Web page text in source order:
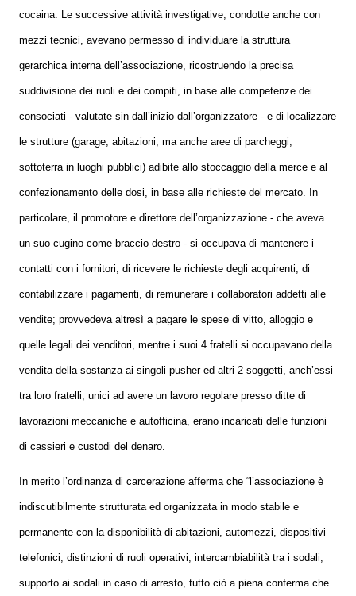
cocaina. Le successive attività investigative, condotte anche con
mezzi tecnici, avevano permesso di individuare la struttura
gerarchica interna dell’associazione, ricostruendo la precisa
suddivisione dei ruoli e dei compiti, in base alle competenze dei
consociati - valutate sin dall’inizio dall’organizzatore - e di localizzare
le strutture (garage, abitazioni, ma anche aree di parcheggi,
sottoterra in luoghi pubblici) adibite allo stoccaggio della merce e al
confezionamento delle dosi, in base alle richieste del mercato. In
particolare, il promotore e direttore dell’organizzazione - che aveva
un suo cugino come braccio destro - si occupava di mantenere i
contatti con i fornitori, di ricevere le richieste degli acquirenti, di
contabilizzare i pagamenti, di remunerare i collaboratori addetti alle
vendite; provvedeva altresì a pagare le spese di vitto, alloggio e
quelle legali dei venditori, mentre i suoi 4 fratelli si occupavano della
vendita della sostanza ai singoli pusher ed altri 2 soggetti, anch’essi
tra loro fratelli, unici ad avere un lavoro regolare presso ditte di
lavorazioni meccaniche e autofficina, erano incaricati delle funzioni
di cassieri e custodi del denaro.
In merito l’ordinanza di carcerazione afferma che “l’associazione è
indiscutibilmente strutturata ed organizzata in modo stabile e
permanente con la disponibilità di abitazioni, automezzi, dispositivi
telefonici, distinzioni di ruoli operativi, intercambiabilità tra i sodali,
supporto ai sodali in caso di arresto, tutto ciò a piena conferma che